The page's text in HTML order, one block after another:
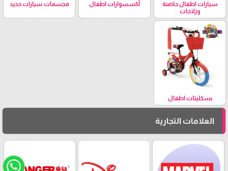
سيارات اطفال حاضنة
وزلاجات
أكسسوارات اطفال مجسمات سيارات حديد
بسكليتات اطفال
العلامات التجارية